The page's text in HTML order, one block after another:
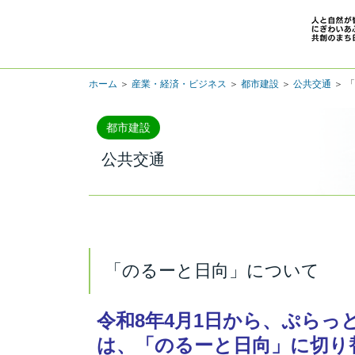
ホーム ＞ 産業・経済・ビジネス ＞ 都市建設 ＞ 公共交通 ＞
都市建設
公共交通
「のるーと日向」について
令和8年4月1日から、ぷらっ
は、「のるーと日向」に切